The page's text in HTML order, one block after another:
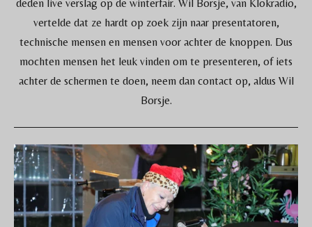
deden live verslag op de winterfair. Wil Borsje, van Klokradio,
vertelde dat ze hardt op zoek zijn naar presentatoren,
technische mensen en mensen voor achter de knoppen. Dus
mochten mensen het leuk vinden om te presenteren, of iets
achter de schermen te doen, neem dan contact op, aldus Wil
Borsje.